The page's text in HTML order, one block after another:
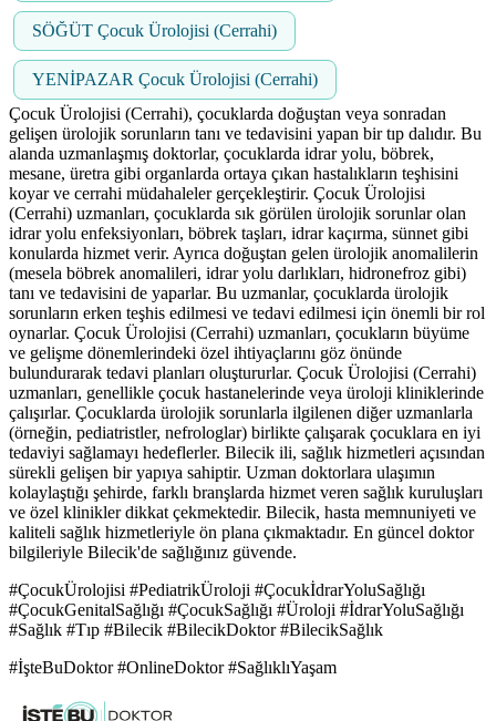
SÖĞÜT Çocuk Ürolojisi (Cerrahi)
YENİPAZAR Çocuk Ürolojisi (Cerrahi)
Çocuk Ürolojisi (Cerrahi), çocuklarda doğuştan veya sonradan
gelişen ürolojik sorunların tanı ve tedavisini yapan bir tıp dalıdır. Bu
alanda uzmanlaşmış doktorlar, çocuklarda idrar yolu, böbrek,
mesane, üretra gibi organlarda ortaya çıkan hastalıkların teşhisini
koyar ve cerrahi müdahaleler gerçekleştirir. Çocuk Ürolojisi
(Cerrahi) uzmanları, çocuklarda sık görülen ürolojik sorunlar olan
idrar yolu enfeksiyonları, böbrek taşları, idrar kaçırma, sünnet gibi
konularda hizmet verir. Ayrıca doğuştan gelen ürolojik anomalilerin
(mesela böbrek anomalileri, idrar yolu darlıkları, hidronefroz gibi)
tanı ve tedavisini de yaparlar. Bu uzmanlar, çocuklarda ürolojik
sorunların erken teşhis edilmesi ve tedavi edilmesi için önemli bir rol
oynarlar. Çocuk Ürolojisi (Cerrahi) uzmanları, çocukların büyüme
ve gelişme dönemlerindeki özel ihtiyaçlarını göz önünde
bulundurarak tedavi planları oluştururlar. Çocuk Ürolojisi (Cerrahi)
uzmanları, genellikle çocuk hastanelerinde veya üroloji kliniklerinde
çalışırlar. Çocuklarda ürolojik sorunlarla ilgilenen diğer uzmanlarla
(örneğin, pediatristler, nefrologlar) birlikte çalışarak çocuklara en iyi
tedaviyi sağlamayı hedeflerler. Bilecik ili, sağlık hizmetleri açısından
sürekli gelişen bir yapıya sahiptir. Uzman doktorlara ulaşımın
kolaylaştığı şehirde, farklı branşlarda hizmet veren sağlık kuruluşları
ve özel klinikler dikkat çekmektedir. Bilecik, hasta memnuniyeti ve
kaliteli sağlık hizmetleriyle ön plana çıkmaktadır. En güncel doktor
bilgileriyle Bilecik'de sağlığınız güvende.
#ÇocukÜrolojisi #PediatrikÜroloji #ÇocukİdrarYoluSağlığı
#ÇocukGenitalSağlığı #ÇocukSağlığı #Üroloji #İdrarYoluSağlığı
#Sağlık #Tıp #Bilecik #BilecikDoktor #BilecikSağlık
#İşteBuDoktor #OnlineDoktor #SağlıklıYaşam